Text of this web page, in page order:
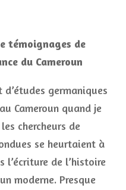
témoignages de
du Cameroun
germaniques
Cameroun quand je
chercheurs de
se heurtaient à
l’écriture de l’histoire
moderne. Presque